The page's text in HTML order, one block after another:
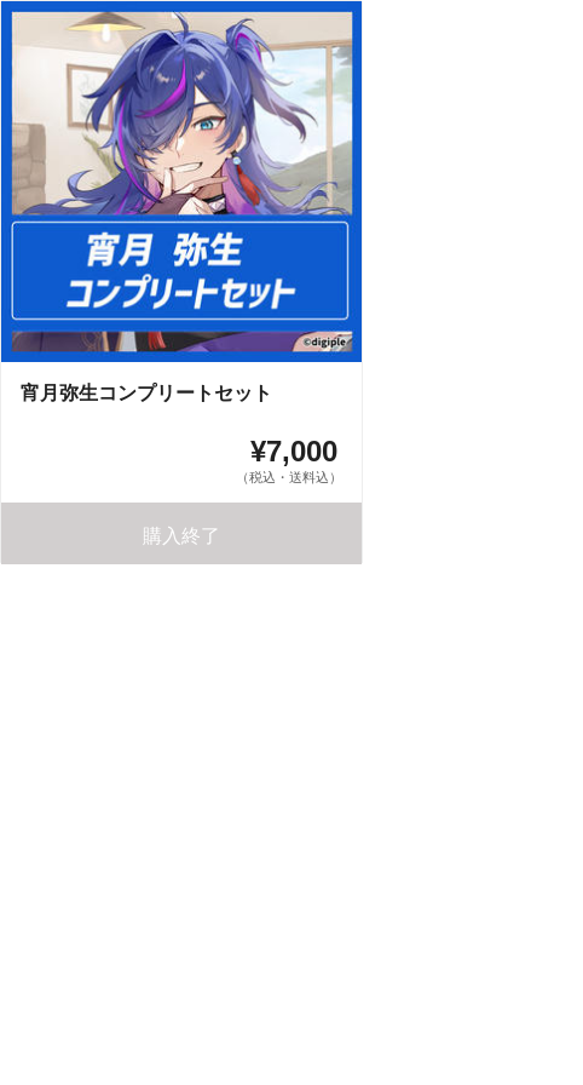
宵月弥生コンプリートセット
¥7,000
（税込・送料込）
購入終了